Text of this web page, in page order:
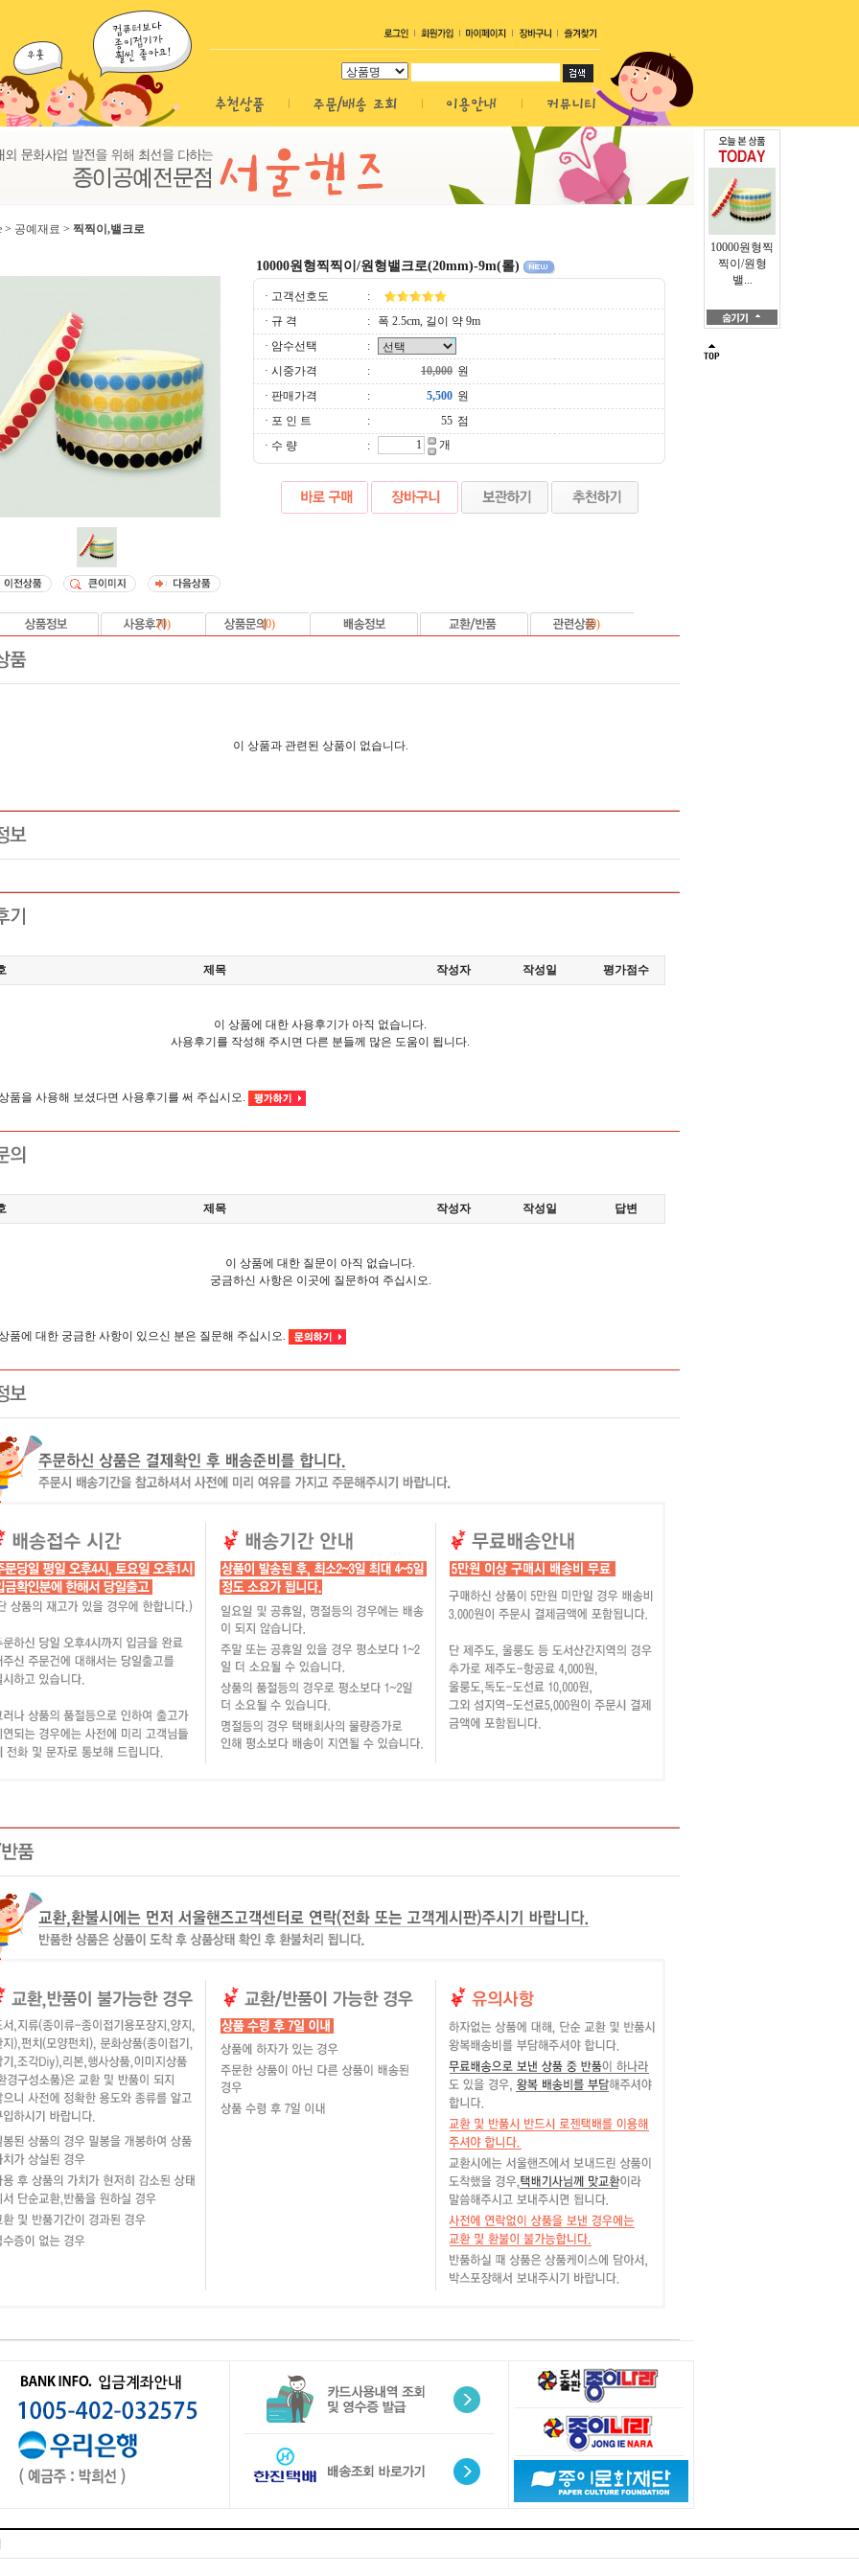
10000원형찍
찍이/원형
밸...
> 공예재료 > 찍찍이,밸크로
10000원형찍찍이/원형밸크로(20mm)-9m(롤)
· 고객선호도
:
· 규 격
:
폭 2.5cm, 길이 약 9m
· 암수선택
:
· 시중가격
:
원
· 판매가격
:
원
· 포 인 트
:
점
· 수 량
: 개
(0) (0) (0)
이 상품과 관련된 상품이 없습니다.
제목 작성자 작성일 평가점수
이 상품에 대한 사용후기가 아직 없습니다.
사용후기를 작성해 주시면 다른 분들께 많은 도움이 됩니다.
품을 사용해 보셨다면 사용후기를 써 주십시오.
제목 작성자 작성일 답변
이 상품에 대한 질문이 아직 없습니다.
궁금하신 사항은 이곳에 질문하여 주십시오.
품에 대한 궁금한 사항이 있으신 분은 질문해 주십시오.